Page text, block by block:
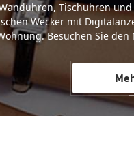
Tischuhren
Wecker mit
Besuchen Sie